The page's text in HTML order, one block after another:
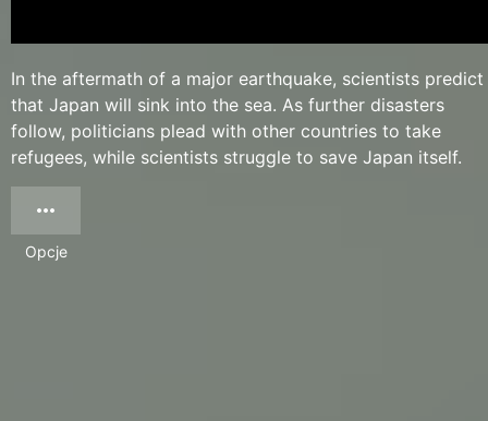
In the aftermath of a major earthquake, scientists predict
that Japan will sink into the sea. As further disasters
follow, politicians plead with other countries to take
refugees, while scientists struggle to save Japan itself.
Opcje